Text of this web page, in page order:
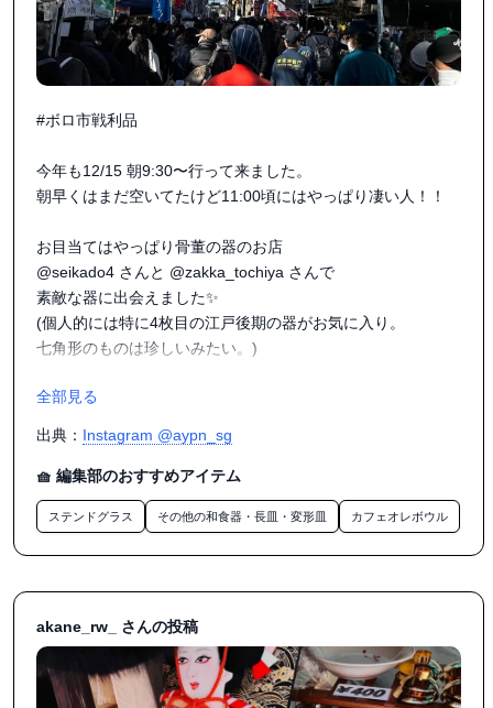
#ボロ市戦利品
今年も12/15 朝9:30〜行って来ました。
朝早くはまだ空いてたけど11:00頃にはやっぱり凄い人！！
お目当てはやっぱり骨董の器のお店
@seikado4 さんと @zakka_tochiya さんで
素敵な器に出会えました✨
(個人的には特に4枚目の江戸後期の器がお気に入り。
七角形のものは珍しいみたい。)
1年前のボロ市の時にこちらのお店で買った器、
今も見る度使う度に「好き〜🥺💘」って思うくらいお気に入
り。
・安くても高くても値段で妥協して買わない
をお友達とお互い合言葉のように言い合い
真剣に冷静かつ楽しく笑
大満足なお買い物が出来ました✨
全部見る
出典： Instagram @aypn_sg
🧺 編集部のおすすめアイテム
ステンドグラス その他の和食器・長皿・変形皿 カフェオレボウル
akane_rw_ さんの投稿